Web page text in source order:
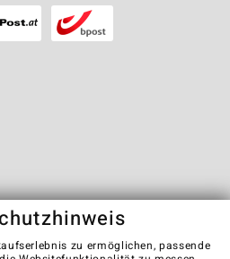
zu ermöglichen, passende